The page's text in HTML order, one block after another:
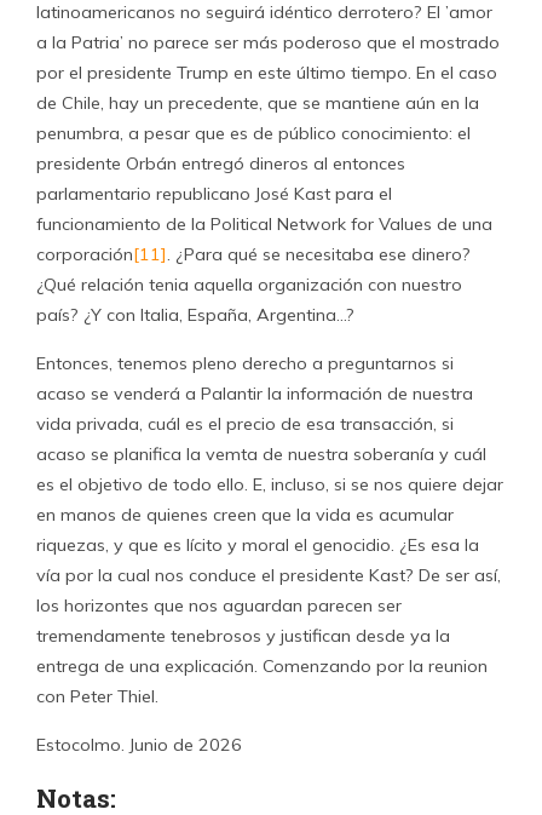
latinoamericanos no seguirá idéntico derrotero? El ’amor
a la Patria’ no parece ser más poderoso que el mostrado
por el presidente Trump en este último tiempo. En el caso
de Chile, hay un precedente, que se mantiene aún en la
penumbra, a pesar que es de público conocimiento: el
presidente Orbán entregó dineros al entonces
parlamentario republicano José Kast para el
funcionamiento de la Political Network for Values de una
corporación[11]. ¿Para qué se necesitaba ese dinero?
¿Qué relación tenia aquella organización con nuestro
país? ¿Y con Italia, España, Argentina…?
Entonces, tenemos pleno derecho a preguntarnos si
acaso se venderá a Palantir la información de nuestra
vida privada, cuál es el precio de esa transacción, si
acaso se planifica la vemta de nuestra soberanía y cuál
es el objetivo de todo ello. E, incluso, si se nos quiere dejar
en manos de quienes creen que la vida es acumular
riquezas, y que es lícito y moral el genocidio. ¿Es esa la
vía por la cual nos conduce el presidente Kast? De ser así,
los horizontes que nos aguardan parecen ser
tremendamente tenebrosos y justifican desde ya la
entrega de una explicación. Comenzando por la reunion
con Peter Thiel.
Estocolmo. Junio de 2026
Notas: